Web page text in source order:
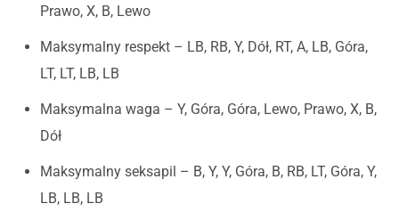
Prawo, X, B, Lewo
Maksymalny respekt – LB, RB, Y, Dół, RT, A, LB, Góra,
LT, LT, LB, LB
Maksymalna waga – Y, Góra, Góra, Lewo, Prawo, X, B,
Dół
Maksymalny seksapil – B, Y, Y, Góra, B, RB, LT, Góra, Y,
LB, LB, LB